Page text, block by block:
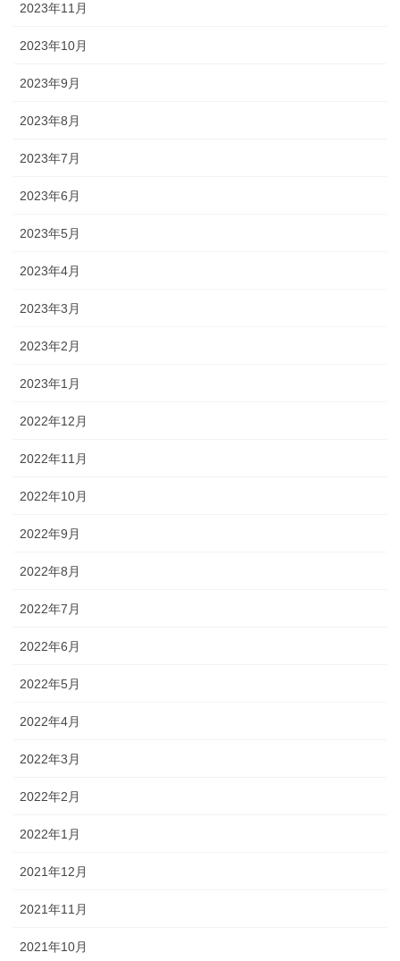
2023年11月
2023年10月
2023年9月
2023年8月
2023年7月
2023年6月
2023年5月
2023年4月
2023年3月
2023年2月
2023年1月
2022年12月
2022年11月
2022年10月
2022年9月
2022年8月
2022年7月
2022年6月
2022年5月
2022年4月
2022年3月
2022年2月
2022年1月
2021年12月
2021年11月
2021年10月